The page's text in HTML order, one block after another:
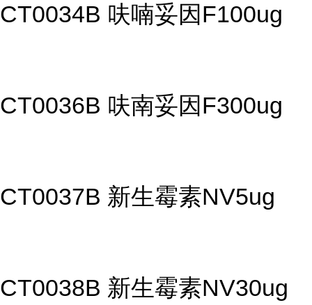
CT0034B 呋喃妥因F100ug
CT0036B 呋南妥因F300ug
CT0037B 新生霉素NV5ug
CT0038B 新生霉素NV30ug